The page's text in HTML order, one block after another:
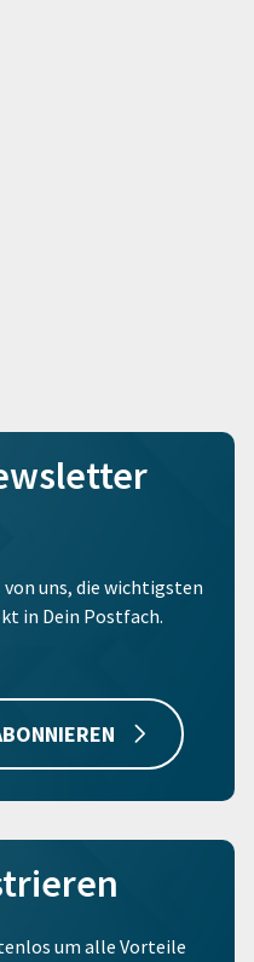
uns, die wichtigsten
in Dein Postfach.
um alle Vorteile